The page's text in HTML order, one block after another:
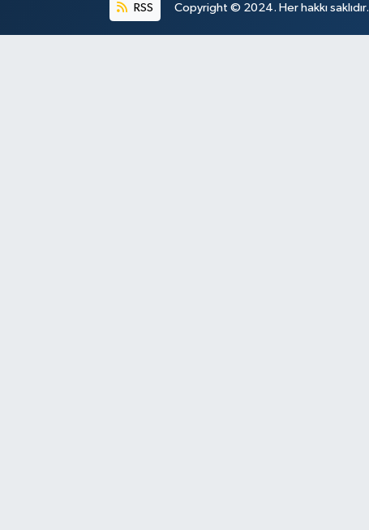
RSS Copyright © 2024. Her hakkı saklıdır.